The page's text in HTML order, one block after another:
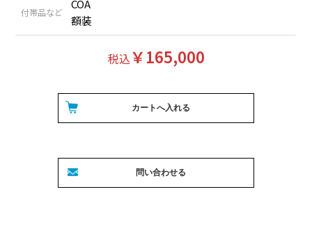
付帯品など
COA
額装
税込￥165,000